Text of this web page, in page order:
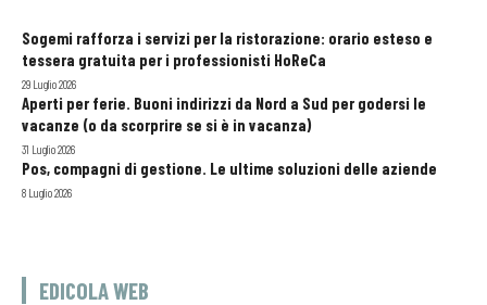
Sogemi rafforza i servizi per la ristorazione: orario esteso e
tessera gratuita per i professionisti HoReCa
29 Luglio 2026
Aperti per ferie. Buoni indirizzi da Nord a Sud per godersi le
vacanze (o da scorprire se si è in vacanza)
31 Luglio 2026
Pos, compagni di gestione. Le ultime soluzioni delle aziende
8 Luglio 2026
EDICOLA WEB